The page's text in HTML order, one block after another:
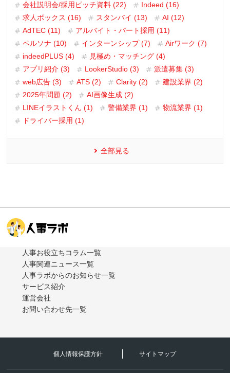
会社説明会/採用ピッチ資料 (22)
Indeed (16)
求人ボックス (16)
スタンバイ (13)
AI (12)
AdTEC (11)
アルバイト・パート採用 (11)
ペルソナ (10)
インターンシップ (7)
Airワーク (7)
indeedPLUS (4)
見極め・マッチング (4)
アプリ紹介 (3)
LookerStudio (3)
派遣募集 (3)
web広告 (3)
ATS (2) Clarity (2)
建設業界 (2)
2025年問題 (2)
AI画像生成 (2)
LINEイラストくん (1)
警備業界 (1)
物流業界 (1)
ドライバー採用 (1)
全部見る
人事お役立ちコラム一覧
人事関連ニュース一覧
人事ラボからのお知らせ一覧
サービス紹介
運営会社
お問い合わせ先一覧
個人情報保護方針 サイトマップ